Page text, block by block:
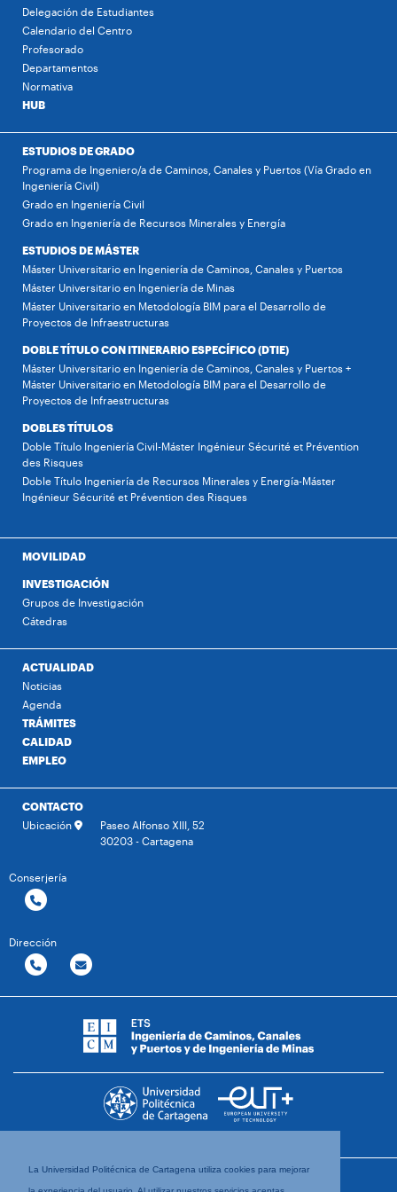
La Universidad Politécnica de Cartagena utiliza cookies para mejorar
Delegación de Estudiantes
Calendario del Centro
Profesorado
Departamentos
Normativa
HUB
ESTUDIOS DE GRADO
Programa de Ingeniero/a de Caminos, Canales y Puertos (Vía Grado en
Ingeniería Civil)
Grado en Ingeniería Civil
Grado en Ingeniería de Recursos Minerales y Energía
ESTUDIOS DE MÁSTER
Máster Universitario en Ingeniería de Caminos, Canales y Puertos
Máster Universitario en Ingeniería de Minas
Máster Universitario en Metodología BIM para el Desarrollo de
Proyectos de Infraestructuras
DOBLE TÍTULO CON ITINERARIO ESPECÍFICO (DTIE)
Máster Universitario en Ingeniería de Caminos, Canales y Puertos +
Máster Universitario en Metodología BIM para el Desarrollo de
Proyectos de Infraestructuras
DOBLES TÍTULOS
Doble Título Ingeniería Civil-Máster Ingénieur Sécurité et Prévention
des Risques
Doble Título Ingeniería de Recursos Minerales y Energía-Máster
Ingénieur Sécurité et Prévention des Risques
MOVILIDAD
INVESTIGACIÓN
Grupos de Investigación
Cátedras
ACTUALIDAD
Noticias
Agenda
TRÁMITES
CALIDAD
EMPLEO
CONTACTO
Ubicación
Paseo Alfonso XIII, 52
30203 - Cartagena
Conserjería
Dirección